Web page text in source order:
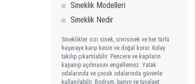
Sineklik Modelleri
Sineklik Nedir
Sineklikler sizi sinek, sivrisinek ve her türlü
haşeraye karşı kesin ve doğal korur. Kolay
takılıp çıkartılabilir. Pencere ve kapıların
kapanıp açılmasını engellemez. Yatak
odalarında ve çocuk odalarında güvenle
kullanılabilir. Bodrum, banyo ve tuvalaet